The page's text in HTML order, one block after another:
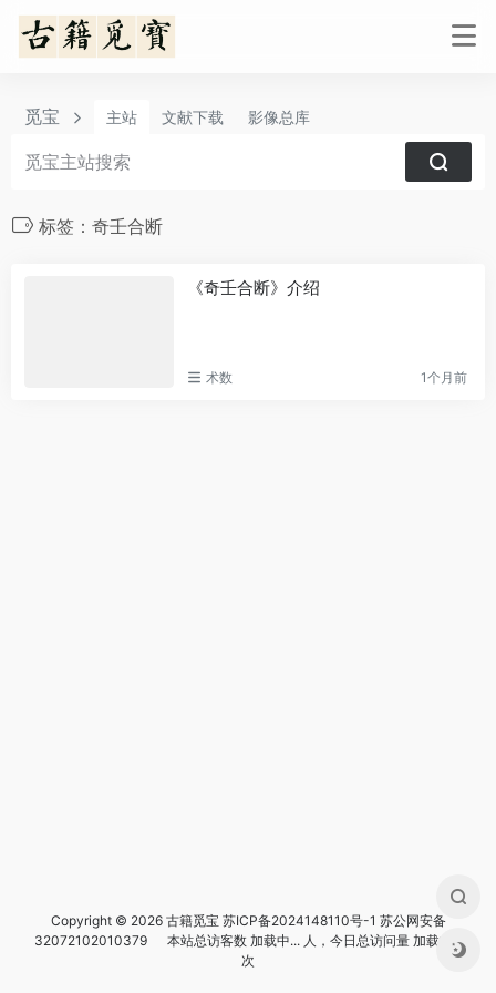
觅宝 主站 文献下载 影像总库
标签：奇壬合断
《奇壬合断》介绍
术数 1个月前
Copyright © 2026 古籍觅宝 苏ICP备2024148110号-1 苏公网安备
32072102010379
本站总访客数 加载中...人，今日总访问量 加载中...
次